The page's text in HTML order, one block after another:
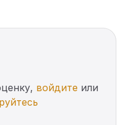
войдите или